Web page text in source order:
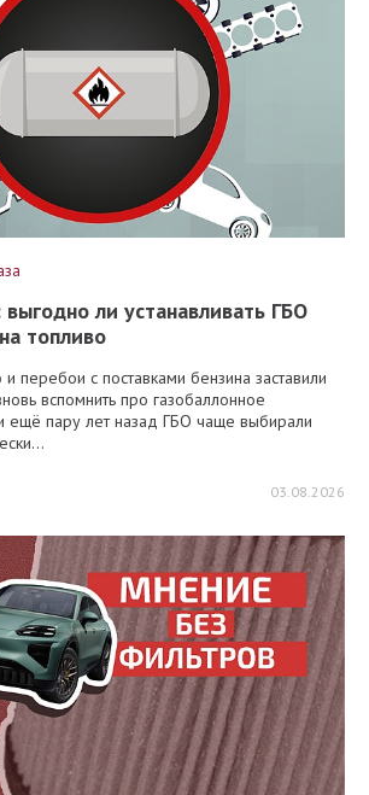
выгодно ли устанавливать ГБО
топливо
перебои с поставками бензина заставили
вспомнить про газобаллонное
ещё пару лет назад ГБО чаще выбирали
03.08.2026